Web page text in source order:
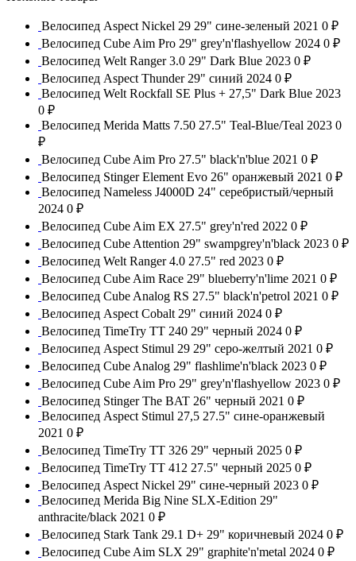
Велосипед Aspect Nickel 29 29" сине-зеленый 2021 0 ₽
Велосипед Cube Aim Pro 29" grey'n'flashyellow 2024 0 ₽
Велосипед Welt Ranger 3.0 29" Dark Blue 2023 0 ₽
Велосипед Aspect Thunder 29" синий 2024 0 ₽
Велосипед Welt Rockfall SE Plus + 27,5" Dark Blue 2023
0 ₽
Велосипед Merida Matts 7.50 27.5" Teal-Blue/Teal 2023 0
₽
Велосипед Cube Aim Pro 27.5" black'n'blue 2021 0 ₽
Велосипед Stinger Element Evo 26" оранжевый 2021 0 ₽
Велосипед Nameless J4000D 24" серебристый/черный
2024 0 ₽
Велосипед Cube Aim EX 27.5" grey'n'red 2022 0 ₽
Велосипед Cube Attention 29" swampgrey'n'black 2023 0 ₽
Велосипед Welt Ranger 4.0 27.5" red 2023 0 ₽
Велосипед Cube Aim Race 29" blueberry'n'lime 2021 0 ₽
Велосипед Cube Analog RS 27.5" black'n'petrol 2021 0 ₽
Велосипед Aspect Cobalt 29" синий 2024 0 ₽
Велосипед TimeTry TT 240 29" черный 2024 0 ₽
Велосипед Aspect Stimul 29 29" серо-желтый 2021 0 ₽
Велосипед Cube Analog 29" flashlime'n'black 2023 0 ₽
Велосипед Cube Aim Pro 29" grey'n'flashyellow 2023 0 ₽
Велосипед Stinger The BAT 26" черный 2021 0 ₽
Велосипед Aspect Stimul 27,5 27.5" сине-оранжевый
2021 0 ₽
Велосипед TimeTry TT 326 29" черный 2025 0 ₽
Велосипед TimeTry TT 412 27.5" черный 2025 0 ₽
Велосипед Aspect Nickel 29" сине-черный 2023 0 ₽
Велосипед Merida Big Nine SLX-Edition 29"
anthracite/black 2021 0 ₽
Велосипед Stark Tank 29.1 D+ 29" коричневый 2024 0 ₽
Велосипед Cube Aim SLX 29" graphite'n'metal 2024 0 ₽